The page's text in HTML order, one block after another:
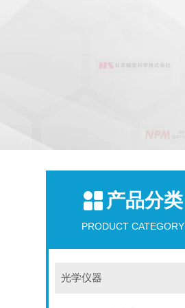
产品分类
PRODUCT CATEGORY
光学仪器